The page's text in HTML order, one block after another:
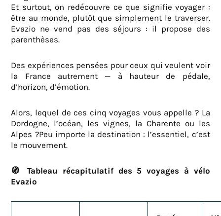
Et surtout, on redécouvre ce que signifie voyager :
être au monde, plutôt que simplement le traverser.
Evazio ne vend pas des séjours : il propose des
parenthèses.
Des expériences pensées pour ceux qui veulent voir
la France autrement — à hauteur de pédale,
d’horizon, d’émotion.
Alors, lequel de ces cinq voyages vous appelle ? La
Dordogne, l’océan, les vignes, la Charente ou les
Alpes ?Peu importe la destination : l’essentiel, c’est
le mouvement.
🧭
Tableau récapitulatif des 5 voyages à vélo
Evazio